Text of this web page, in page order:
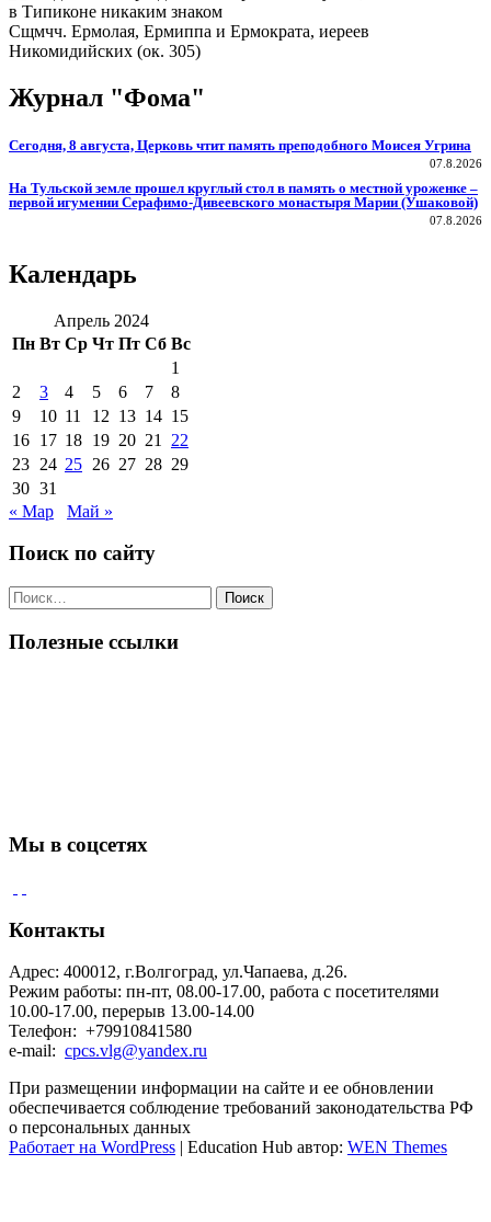
Сщмчч. Ермолая, Ермиппа и Ермократа, иереев
Никомидийских (ок. 305)
Журнал "Фома"
Сегодня, 8 августа, Церковь чтит память преподобного Моисея Угрина
07.8.2026
На Тульской земле прошел круглый стол в память о местной уроженке –
первой игумении Серафимо-Дивеевского монастыря Марии (Ушаковой)
07.8.2026
Календарь
Апрель 2024
Пн Вт Ср Чт Пт Сб Вс
1
2
3 4 5 6 7
8
9
10 11 12 13 14 15
16 17 18 19 20 21
22
23 24 25 26 27 28 29
30 31
« Мар
Май »
Поиск по сайту
Поиск
по:
Полезные ссылки
Мы в соцсетях
Контакты
Адрес: 400012, г.Волгоград, ул.Чапаева, д.26.
Режим работы: пн-пт, 08.00-17.00, работа с посетителями
10.00-17.00, перерыв 13.00-14.00
Телефон: +79910841580
e-mail: cpcs.vlg@yandex.ru
При размещении информации на сайте и ее обновлении
обеспечивается соблюдение требований законодательства РФ
о персональных данных
Работает на WordPress | Education Hub автор: WEN Themes